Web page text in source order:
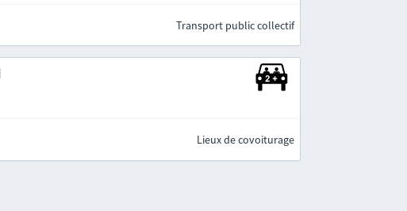
Transport public collectif
Lieux de covoiturage